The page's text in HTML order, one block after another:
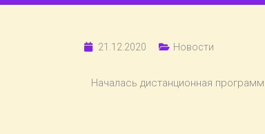
21.12.2020 Новости
Началась дистанционная